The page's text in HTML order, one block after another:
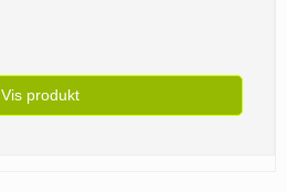
Vis produkt